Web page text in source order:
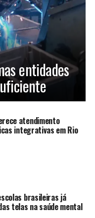
entidades
atendimento
integrativas em Rio
brasileiras já
telas na saúde mental